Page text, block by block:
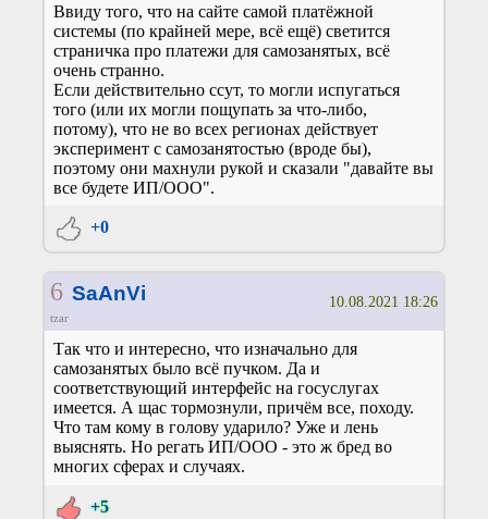
Ввиду того, что на сайте самой платёжной
системы (по крайней мере, всё ещё) светится
страничка про платежи для самозанятых, всё
очень странно.
Если действительно ссут, то могли испугаться
того (или их могли пощупать за что-либо,
потому), что не во всех регионах действует
эксперимент с самозанятостью (вроде бы),
поэтому они махнули рукой и сказали "давайте вы
все будете ИП/ООО".
+0
6 SaAnVi
tzar
10.08.2021 18:26
Так что и интересно, что изначально для
самозанятых было всё пучком. Да и
соответствующий интерфейс на госуслугах
имеется. А щас тормознули, причём все, походу.
Что там кому в голову ударило? Уже и лень
выяснять. Но регать ИП/ООО - это ж бред во
многих сферах и случаях.
+5